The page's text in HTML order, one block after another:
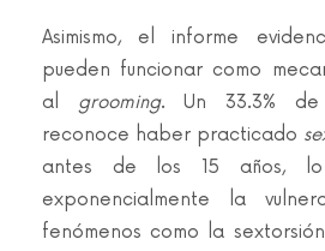
Asimismo, el informe
pueden funcionar como
al grooming. Un 33.3% de
reconoce haber practicado
antes de los 15 años, lo
exponencialmente la
fenómenos como la